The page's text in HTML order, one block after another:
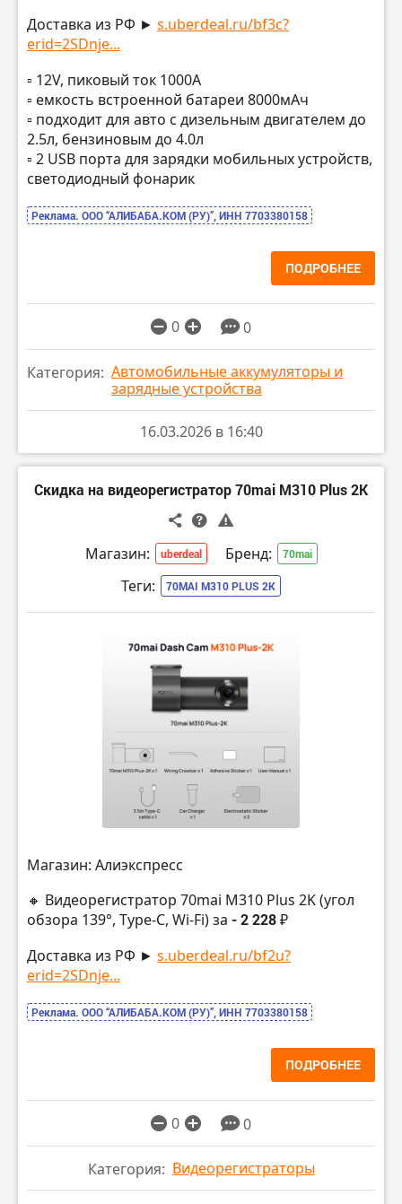
Доставка из РФ ► s.uberdeal.ru/bf3c?
erid=2SDnje...
▫️ 12V, пиковый ток 1000А
▫️ емкость встроенной батареи 8000мАч
▫️ подходит для авто с дизельным двигателем до
2.5л, бензиновым до 4.0л
▫️ 2 USB порта для зарядки мобильных устройств,
светодиодный фонарик
Реклама. ООО “АЛИБАБА.КОМ (РУ)”, ИНН 7703380158
ПОДРОБНЕЕ
0 0
Категория: Автомобильные аккумуляторы и
зарядные устройства
16.03.2026 в 16:40
Скидка на видеорегистратор 70mai M310 Plus 2K
Магазин: uberdeal Бренд: 70mai
Теги: 70MAI M310 PLUS 2K
Магазин: Алиэкспресс
🔸 Видеорегистратор 70mai M310 Plus 2K (угол
обзора 139°, Type-C, Wi-Fi) за - 2 228 ₽
Доставка из РФ ► s.uberdeal.ru/bf2u?
erid=2SDnje...
Реклама. ООО “АЛИБАБА.КОМ (РУ)”, ИНН 7703380158
ПОДРОБНЕЕ
0 0
Категория: Видеорегистраторы